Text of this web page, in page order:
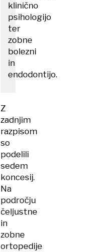
klinično
psihologijo
ter
zobne
bolezni
in
endodontijo.
Z
zadnjim
razpisom
so
podelili
sedem
koncesij.
Na
področju
čeljustne
in
zobne
ortopedije